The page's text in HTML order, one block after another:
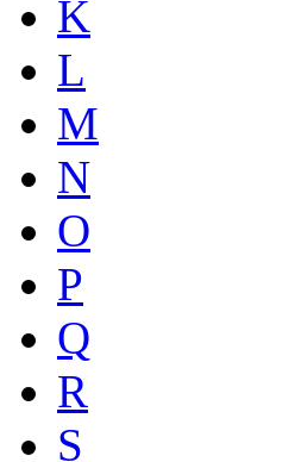
K
L
M
N
O
P
Q
R
S